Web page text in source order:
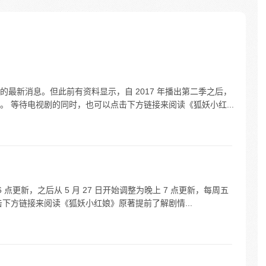
最新消息。但此前有资料显示，自 2017 年播出第二季之后，
等待电视剧的同时，也可以点击下方链接来阅读《狐妖小红...
更新，之后从 5 月 27 日开始调整为晚上 7 点更新，每周五
方链接来阅读《狐妖小红娘》原著提前了解剧情...